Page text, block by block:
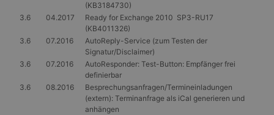
(KB3184730)
3.6
04.2017
Ready for Exchange 2010 SP3-RU17
(KB4011326)
3.6
07.2016
AutoReply-Service (zum Testen der
Signatur/Disclaimer)
3.6
07.2016
AutoResponder: Test-Button: Empfänger frei
definierbar
3.6
08.2016
Besprechungsanfragen/Termineinladungen
(extern): Terminanfrage als iCal generieren und
anhängen